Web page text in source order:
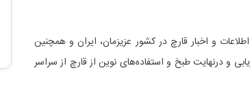
و اخبار قارچ در کشور عزیزمان، ایران و همچنین
و درنهایت طبخ و استفاده‌های نوین از قارچ از سراسر